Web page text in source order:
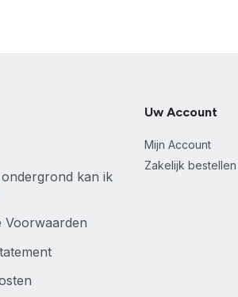
kan ik
Voorwaarden
Uw Account
Mijn Account
Zakelijk